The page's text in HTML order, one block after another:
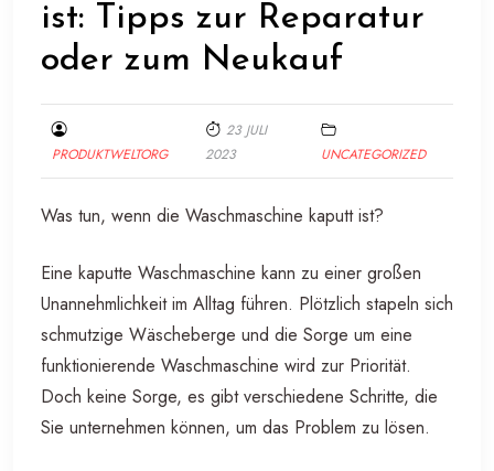
ist: Tipps zur Reparatur
oder zum Neukauf
PRODUKTWELTORG
23 JULI
2023
UNCATEGORIZED
Was tun, wenn die Waschmaschine kaputt ist?
Eine kaputte Waschmaschine kann zu einer großen
Unannehmlichkeit im Alltag führen. Plötzlich stapeln sich
schmutzige Wäscheberge und die Sorge um eine
funktionierende Waschmaschine wird zur Priorität.
Doch keine Sorge, es gibt verschiedene Schritte, die
Sie unternehmen können, um das Problem zu lösen.